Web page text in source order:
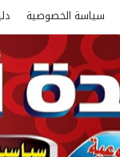
سياسة الخصوصية